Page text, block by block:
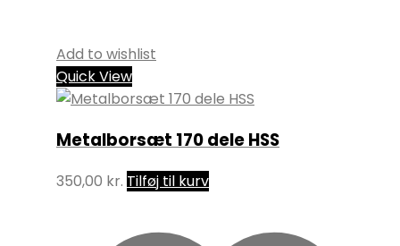
Add to wishlist
Quick View
Metalborsæt 170 dele HSS
350,00 kr. Tilføj til kurv